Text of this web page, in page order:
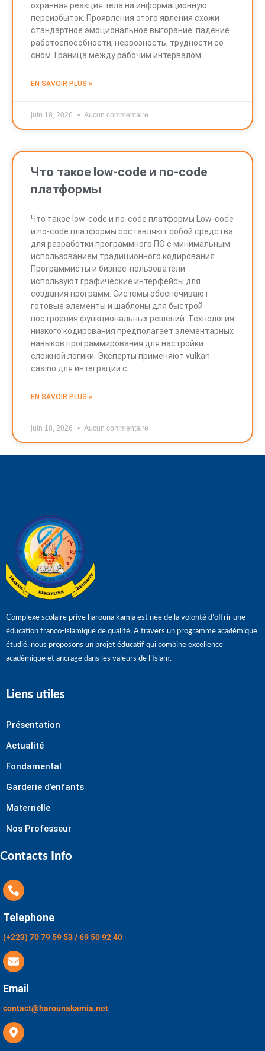
охранная реакция тела на информационную
переизбыток. Проявления этого явления схожи
стандартное эмоциональное выгорание: падение
работоспособности, нервозность, трудности со
сном. Граница между рабочим интервалом
EN SAVOIR PLUS »
juin 18, 2026 Aucun commentaire
Что такое low-code и no-code
платформы
Что такое low-code и no-code платформы Low-code
и no-code платформы составляют собой средства
для разработки программного ПО с минимальным
использованием традиционного кодирования.
Программисты и бизнес-пользователи
используют графические интерфейсы для
создания программ. Системы обеспечивают
готовые элементы и шаблоны для быстрой
построения функциональных решений. Технология
низкого кодирования предполагает элементарных
навыков программирования для настройки
сложной логики. Эксперты применяют vulkan
casino для интеграции с
EN SAVOIR PLUS »
juin 18, 2026 Aucun commentaire
Complexe scolaire prive harouna kamia est née de la volonté d’offrir une
éducation franco-islamique de qualité. A travers un programme académique
étudié, nous proposons un projet éducatif qui combine excellence
académique et ancrage dans les valeurs de l’Islam.
Liens utiles
Présentation
Actualité
Fondamental
Garderie d’enfants
Maternelle
Nos Professeur
Contacts Info
Telephone
(+223) 70 79 59 53 / 69 50 92 40
Email
contact@harounakamia.net